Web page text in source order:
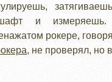
и
рокере,
, не проверял, но